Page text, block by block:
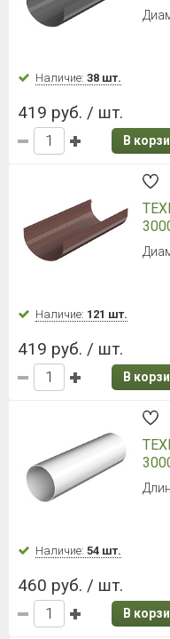
Наличие: 38 шт.
419 руб. / шт.
В
Наличие: 121 шт.
419 руб. / шт.
В
Наличие: 54 шт.
460 руб. / шт.
В